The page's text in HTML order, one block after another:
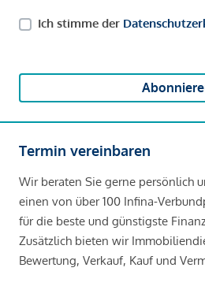
Ich stimme der
Termin vereinbaren
Wir beraten Sie gerne persönlich
einen von über 100 Infina-
für die beste und günstigste
Zusätzlich bieten wir
Bewertung, Verkauf, Kauf und